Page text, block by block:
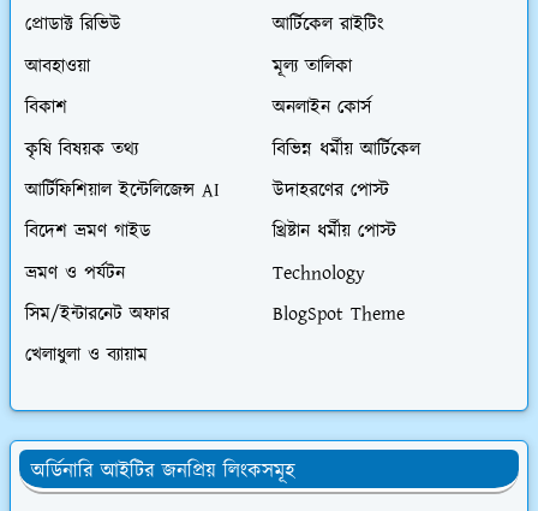
প্রোডাক্ট রিভিউ
আর্টিকেল রাইটিং
আবহাওয়া
মূল্য তালিকা
বিকাশ
অনলাইন কোর্স
কৃষি বিষয়ক তথ্য
বিভিন্ন ধর্মীয় আর্টিকেল
আর্টিফিশিয়াল ইন্টেলিজেন্স AI
উদাহরণের পোস্ট
বিদেশ ভ্রমণ গাইড
খ্রিষ্টান ধর্মীয় পোস্ট
ভ্রমণ ও পর্যটন
Technology
সিম/ইন্টারনেট অফার
BlogSpot Theme
খেলাধুলা ও ব্যায়াম
অর্ডিনারি আইটির জনপ্রিয় লিংকসমূহ